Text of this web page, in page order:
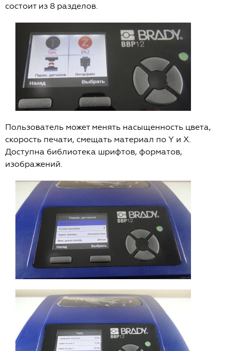
состоит из 8 разделов.
Пользователь может менять насыщенность цвета,
скорость печати, смещать материал по Y и X.
Доступна библиотека шрифтов, форматов,
изображений.